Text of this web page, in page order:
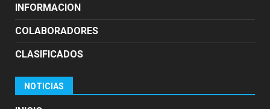
INFORMACION
COLABORADORES
CLASIFICADOS
NOTICIAS